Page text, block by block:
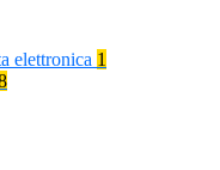
elettronica 1